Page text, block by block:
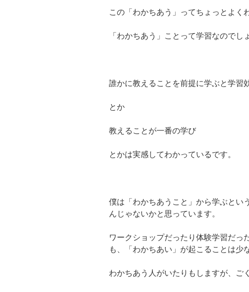
この「わかちあう」ってちょっとよく
「わかちあう」ことって学習なのでし
誰かに教えることを前提に学ぶと学習
とか
教えることが一番の学び
とかは実感してわかっているです。
僕は「わかちあうこと」から学ぶとい
んじゃないかと思っています。
ワークショップだったり体験学習だっ
も、「わかちあい」が起こることは少
わかちあう人がいたりもしますが、ご